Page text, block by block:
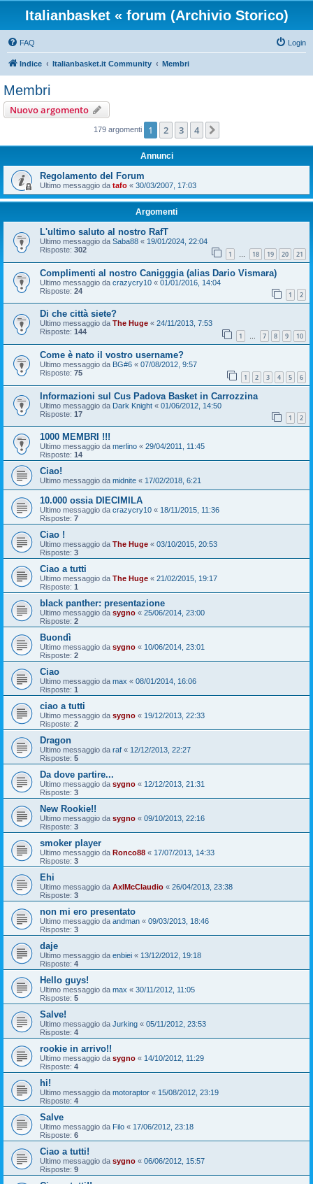
Italianbasket « forum (Archivio Storico)
FAQ Login
Indice Italianbasket.it Community Membri
Membri
Nuovo argomento
179 argomenti 1 2 3 4
Annunci
Regolamento del Forum
Ultimo messaggio da tafo « 30/03/2007, 17:03
Argomenti
L'ultimo saluto al nostro RafT
Ultimo messaggio da Saba88 « 19/01/2024, 22:04
Risposte: 302 1 … 18 19 20 21
Complimenti al nostro Canigggia (alias Dario Vismara)
Ultimo messaggio da crazycry10 « 01/01/2016, 14:04
Risposte: 24 1 2
Di che città siete?
Ultimo messaggio da The Huge « 24/11/2013, 7:53
Risposte: 144 1 … 7 8 9 10
Come è nato il vostro username?
Ultimo messaggio da BG#6 « 07/08/2012, 9:57
Risposte: 75 1 2 3 4 5 6
Informazioni sul Cus Padova Basket in Carrozzina
Ultimo messaggio da Dark Knight « 01/06/2012, 14:50
Risposte: 17 1 2
1000 MEMBRI !!!
Ultimo messaggio da merlino « 29/04/2011, 11:45
Risposte: 14
Ciao!
Ultimo messaggio da midnite « 17/02/2018, 6:21
10.000 ossia DIECIMILA
Ultimo messaggio da crazycry10 « 18/11/2015, 11:36
Risposte: 7
Ciao !
Ultimo messaggio da The Huge « 03/10/2015, 20:53
Risposte: 3
Ciao a tutti
Ultimo messaggio da The Huge « 21/02/2015, 19:17
Risposte: 1
black panther: presentazione
Ultimo messaggio da sygno « 25/06/2014, 23:00
Risposte: 2
Buondì
Ultimo messaggio da sygno « 10/06/2014, 23:01
Risposte: 2
Ciao
Ultimo messaggio da max « 08/01/2014, 16:06
Risposte: 1
ciao a tutti
Ultimo messaggio da sygno « 19/12/2013, 22:33
Risposte: 2
Dragon
Ultimo messaggio da raf « 12/12/2013, 22:27
Risposte: 5
Da dove partire...
Ultimo messaggio da sygno « 12/12/2013, 21:31
Risposte: 3
New Rookie!!
Ultimo messaggio da sygno « 09/10/2013, 22:16
Risposte: 3
smoker player
Ultimo messaggio da Ronco88 « 17/07/2013, 14:33
Risposte: 3
Ehi
Ultimo messaggio da AxlMcClaudio « 26/04/2013, 23:38
Risposte: 3
non mi ero presentato
Ultimo messaggio da andman « 09/03/2013, 18:46
Risposte: 3
daje
Ultimo messaggio da enbiei « 13/12/2012, 19:18
Risposte: 4
Hello guys!
Ultimo messaggio da max « 30/11/2012, 11:05
Risposte: 5
Salve!
Ultimo messaggio da Jurking « 05/11/2012, 23:53
Risposte: 4
rookie in arrivo!!
Ultimo messaggio da sygno « 14/10/2012, 11:29
Risposte: 4
hi!
Ultimo messaggio da motoraptor « 15/08/2012, 23:19
Risposte: 4
Salve
Ultimo messaggio da Filo « 17/06/2012, 23:18
Risposte: 6
Ciao a tutti!
Ultimo messaggio da sygno « 06/06/2012, 15:57
Risposte: 9